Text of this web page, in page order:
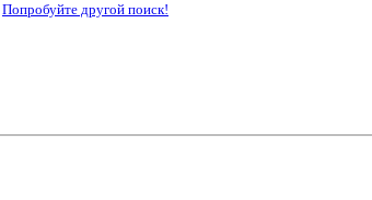
Попробуйте другой поиск!